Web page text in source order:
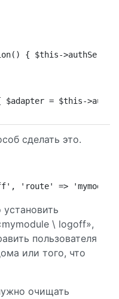
{ $this-
= $this-
сделать это.
'route' =>
\ logoff»,
пользователя
или того, что
очищать